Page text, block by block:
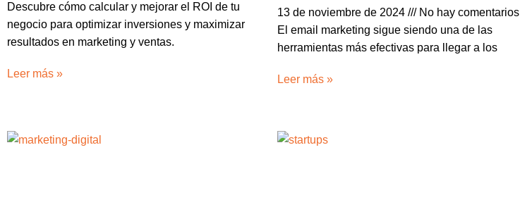
Descubre cómo calcular y mejorar el ROI de tu
negocio para optimizar inversiones y maximizar
resultados en marketing y ventas.
Leer más »
13 de noviembre de 2024
No hay comentarios
El email marketing sigue siendo una de las
herramientas más efectivas para llegar a los
Leer más »